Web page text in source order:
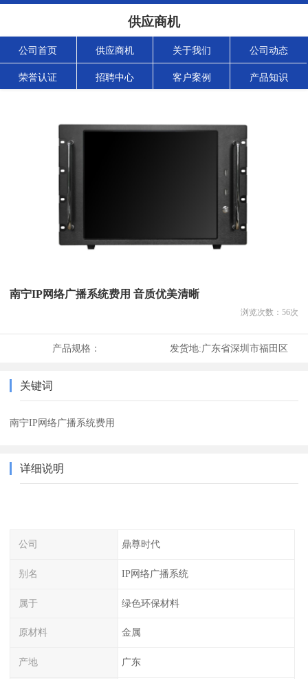
供应商机
公司首页 供应商机 关于我们 公司动态
荣誉认证 招聘中心 客户案例 产品知识
南宁IP网络广播系统费用 音质优美清晰
浏览次数： 56次
产品规格： 发货地:广东省深圳市福田区
关键词
南宁IP网络广播系统费用
详细说明
公司 鼎尊时代
别名 IP网络广播系统
属于 绿色环保材料
原材料 金属
产地 广东